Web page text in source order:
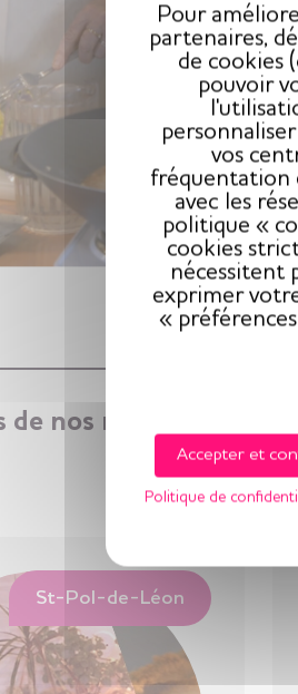
de nos résidents :
St-Pol-de-Léon
Pour
partenaires,
de cookies
pouvoir
vos
fréquentation
avec les
politique «
cookies
nécessitent
exprimer
«
Accepter et
Politique de